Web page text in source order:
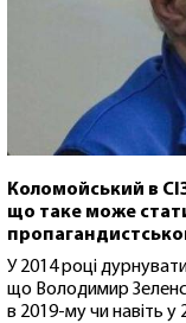
Коломойський в
що таке може
У 2014 році
що Володимир
в 2019-му чи навіть у